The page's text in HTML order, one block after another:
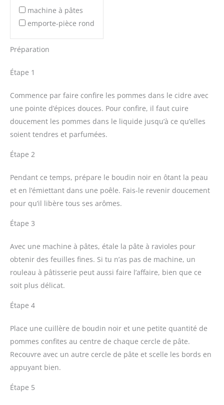
machine à pâtes
emporte-pièce rond
Préparation
Étape 1
Commence par faire confire les pommes dans le cidre avec
une pointe d’épices douces. Pour confire, il faut cuire
doucement les pommes dans le liquide jusqu’à ce qu’elles
soient tendres et parfumées.
Étape 2
Pendant ce temps, prépare le boudin noir en ôtant la peau
et en l’émiettant dans une poêle. Fais-le revenir doucement
pour qu’il libère tous ses arômes.
Étape 3
Avec une machine à pâtes, étale la pâte à ravioles pour
obtenir des feuilles fines. Si tu n’as pas de machine, un
rouleau à pâtisserie peut aussi faire l’affaire, bien que ce
soit plus délicat.
Étape 4
Place une cuillère de boudin noir et une petite quantité de
pommes confites au centre de chaque cercle de pâte.
Recouvre avec un autre cercle de pâte et scelle les bords en
appuyant bien.
Étape 5